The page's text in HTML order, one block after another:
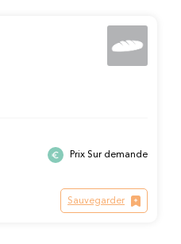
Prix Sur demande
Sauvegarder